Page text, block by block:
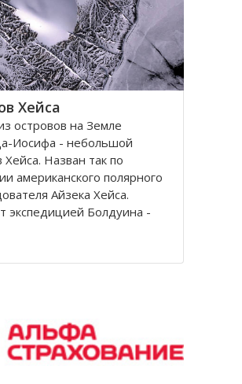
Хейса
островов на Земле
Иосифа - небольшой
Хейса. Назван так по
американского полярного
Айзека Хейса.
экспедицией Болдуина -
в самых суровых условиях